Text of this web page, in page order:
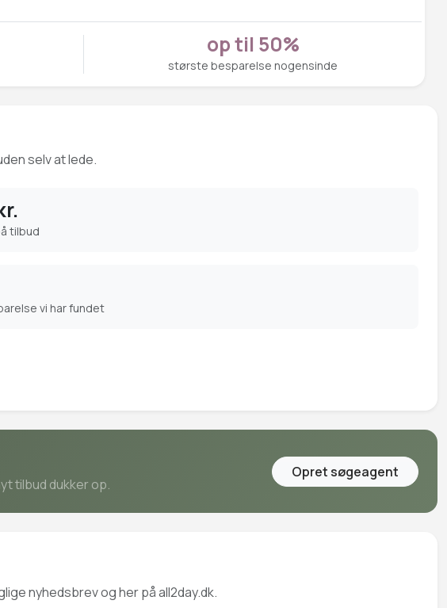
op til 50%
største besparelse nogensinde
selv at lede.
tilbud
vi har fundet
tilbud dukker op.
Opret søgeagent
nyhedsbrev og her på all2day.dk.